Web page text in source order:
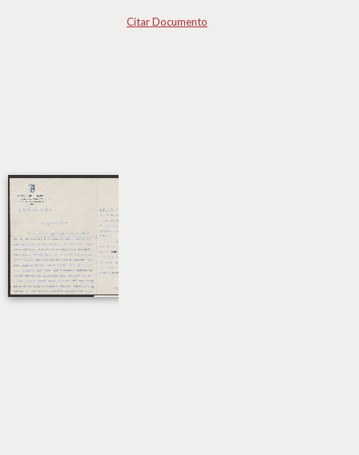
Citar Documento